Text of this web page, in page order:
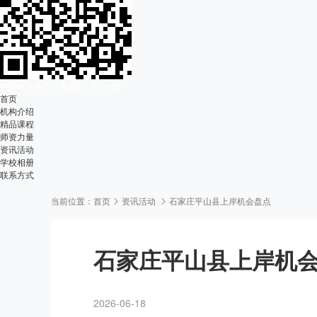
首页
机构介绍
精品课程
师资力量
资讯活动
学校相册
联系方式
当前位置： 首页 资讯活动 石家庄平山县上岸机会盘点
石家庄平山县上岸机
2026-06-18